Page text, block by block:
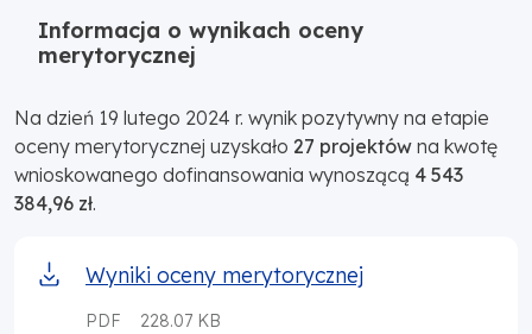
Informacja o wynikach oceny
merytorycznej
Na dzień 19 lutego 2024 r. wynik pozytywny na etapie
oceny merytorycznej uzyskało 27 projektów na kwotę
wnioskowanego dofinansowania wynoszącą 4 543
384,96 zł.
Wyniki oceny merytorycznej
PDF
228.07 KB